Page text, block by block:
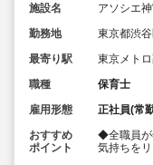
施設名
アソシエ
勤務地
東京都渋
最寄り駅
東京メト
職種
保育士
雇用形態
正社員(常
おすすめ
ポイント
◆全職員が
気持ちを